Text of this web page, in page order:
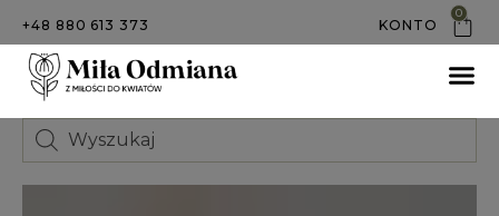
+48 880 613 373 KONTO
0